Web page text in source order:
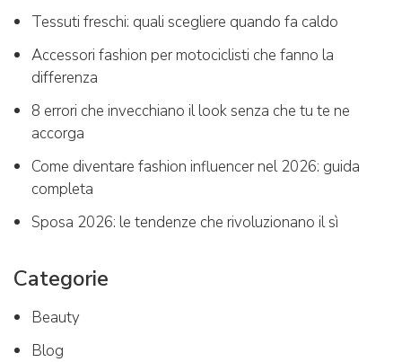
Tessuti freschi: quali scegliere quando fa caldo
Accessori fashion per motociclisti che fanno la
differenza
8 errori che invecchiano il look senza che tu te ne
accorga
Come diventare fashion influencer nel 2026: guida
completa
Sposa 2026: le tendenze che rivoluzionano il sì
Categorie
Beauty
Blog